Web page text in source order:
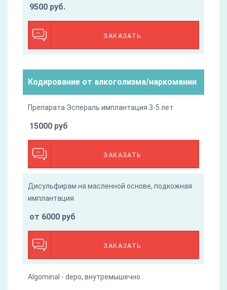
ЗАКАЗАТЬ
9500 руб.
Кодирование от алкоголизма/наркомании
Препарата Эспераль имплантация 3-5 лет
ЗАКАЗАТЬ
15000 руб
Дисульфирам на масленной основе, подкожная
имплантация
ЗАКАЗАТЬ
от 6000 руб
Algominal - depo, внутремышечно